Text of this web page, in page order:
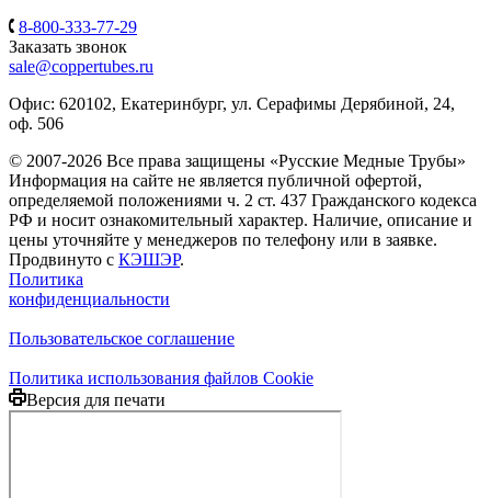
8-800-333-77-29
Заказать звонок
sale@coppertubes.ru
Офис: 620102, Екатеринбург, ул. Серафимы Дерябиной, 24,
оф. 506
© 2007-2026 Все права защищены «Русские Медные Трубы»
Информация на сайте не является публичной офертой,
определяемой положениями ч. 2 ст. 437 Гражданского кодекса
РФ и носит ознакомительный характер. Наличие, описание и
цены уточняйте у менеджеров по телефону или в заявке.
Продвинуто с КЭШЭР.
Политика
конфиденциальности
Пользовательское соглашение
Политика использования файлов Cookie
Версия для печати